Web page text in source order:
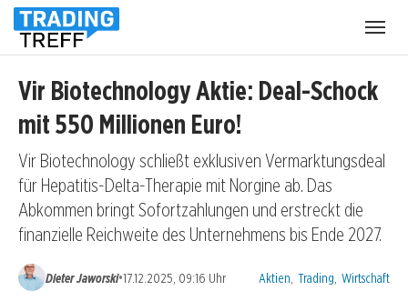
Vir Biotechnology Aktie: Deal-Schock
mit 550 Millionen Euro!
Vir Biotechnology schließt exklusiven Vermarktungsdeal
für Hepatitis-Delta-Therapie mit Norgine ab. Das
Abkommen bringt Sofortzahlungen und erstreckt die
finanzielle Reichweite des Unternehmens bis Ende 2027.
Dieter Jaworski•17.12.2025, 09:16 Uhr Kategorien:
Aktien Trading Wirtschaft